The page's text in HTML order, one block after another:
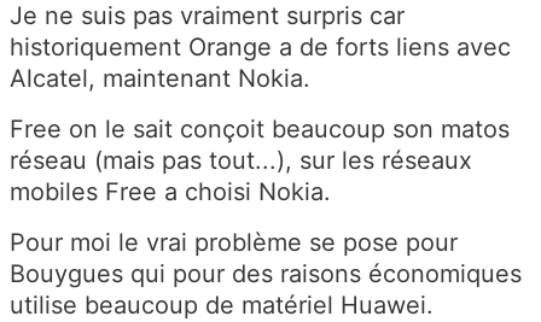
Je ne suis pas vraiment surpris car
historiquement Orange a de forts liens avec
Alcatel, maintenant Nokia.
Free on le sait conçoit beaucoup son matos
réseau (mais pas tout...), sur les réseaux
mobiles Free a choisi Nokia.
Pour moi le vrai problème se pose pour
Bouygues qui pour des raisons économiques
utilise beaucoup de matériel Huawei.